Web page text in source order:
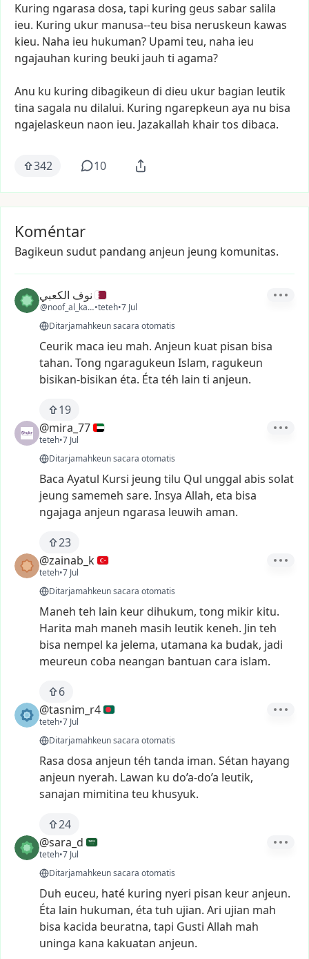
Kuring ngarasa dosa, tapi kuring geus sabarsalila
ieu. Kuring ukur manusa--teu bisa neruskeun kawas
kieu. Naha ieu hukuman? Upami teu, naha ieu
ngajauhan kuring beuki jauh ti agama?
Anu ku kuring dibagikeun di dieu ukur bagian leutik
tina sagala nu dilalui. Kuring ngarepkeun aya nu bisa
ngajelaskeun naon ieu. Jazakallah khairtos dibaca.
342 10
Koméntar
Bagikeun sudut pandang anjeun jeung komunitas.
نوف الكعبي
@noof_al_kaabi
•teteh•7 Jul
Ditarjamahkeun sacara otomatis
Ceurik maca ieu mah. Anjeun kuat pisan bisa
tahan. Tong ngaragukeun Islam, ragukeun
bisikan-bisikan éta. Éta téh lain ti anjeun.
19
@mira_77
teteh•7 Jul
Ditarjamahkeun sacara otomatis
Baca Ayatul Kursi jeung tilu Qul unggal abis solat
jeung samemeh sare. Insya Allah, eta bisa
ngajaga anjeun ngarasa leuwih aman.
23
@zainab_k
teteh•7 Jul
Ditarjamahkeun sacara otomatis
Maneh teh lain keur dihukum, tong mikir kitu.
Harita mah maneh masih leutik keneh. Jin teh
bisa nempel ka jelema, utamana ka budak, jadi
meureun coba neangan bantuan cara islam.
6
@tasnim_r4
teteh•7 Jul
Ditarjamahkeun sacara otomatis
Rasa dosa anjeun téh tanda iman. Sétan hayang
anjeun nyerah. Lawan ku do’a-do’a leutik,
sanajan mimitina teu khusyuk.
24
@sara_d
teteh•7 Jul
Ditarjamahkeun sacara otomatis
Duh euceu, haté kuring nyeri pisan keuranjeun.
Éta lain hukuman, éta tuh ujian. Ari ujian mah
bisa kacida beuratna, tapi Gusti Allah mah
uninga kana kakuatan anjeun.